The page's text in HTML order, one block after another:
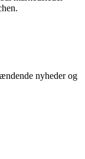
nyheder og